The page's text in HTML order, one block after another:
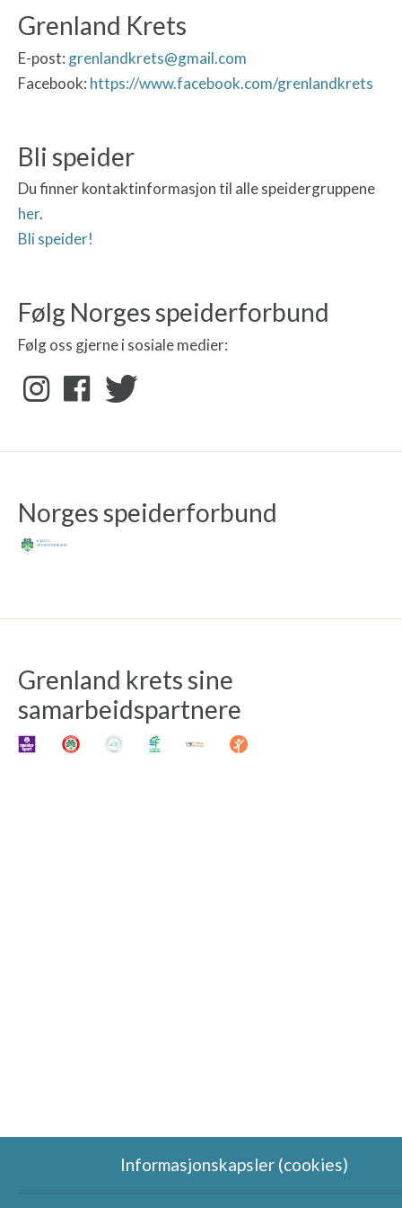
Grenland Krets
E-post: grenlandkrets@gmail.com
Facebook: https://www.facebook.com/grenlandkrets
Bli speider
Du finner kontaktinformasjon til alle speidergruppene
her.
Bli speider!
Følg Norges speiderforbund
Følg oss gjerne i sosiale medier:
Norges speiderforbund
Grenland krets sine
samarbeidspartnere
Informasjonskapsler (cookies)